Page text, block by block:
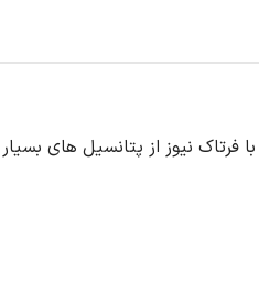
نیوز از پتانسیل های بسیار